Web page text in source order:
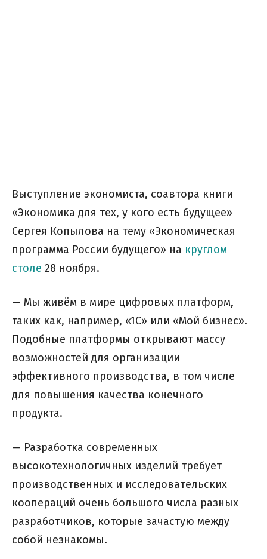
Выступление экономиста, соавтора книги
«Экономика для тех, у кого есть будущее»
Сергея Копылова на тему «Экономическая
программа России будущего» на круглом
столе 28 ноября.
— Мы живём в мире цифровых платформ,
таких как, например, «1С» или «Мой бизнес».
Подобные платформы открывают массу
возможностей для организации
эффективного производства, в том числе
для повышения качества конечного
продукта.
— Разработка современных
высокотехнологичных изделий требует
производственных и исследовательских
коопераций очень большого числа разных
разработчиков, которые зачастую между
собой незнакомы.